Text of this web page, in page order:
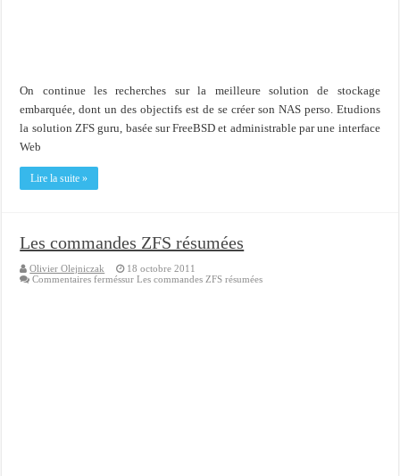
On continue les recherches sur la meilleure solution de stockage
embarquée, dont un des objectifs est de se créer son NAS perso. Etudions
la solution ZFS guru, basée sur FreeBSD et administrable par une interface
Web
Lire la suite »
Les commandes ZFS résumées
Olivier Olejniczak
18 octobre 2011
Commentaires ferméssur Les commandes ZFS résumées